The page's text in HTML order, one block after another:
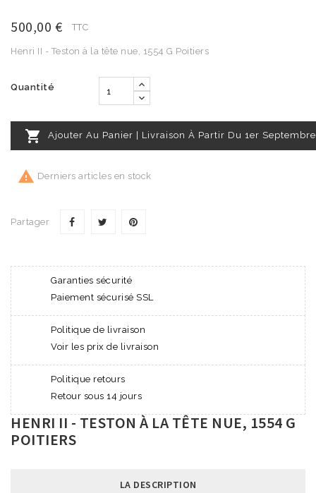
500,00 € TTC
Henri II - Teston à la tête nue, 1554 G Poitiers
Quantité
 Ajouter Au Panier | Livraison À Partir Du 1er Septembre
 Derniers articles en stock
Partager
Garanties sécurité
Paiement sécurisé SSL
Politique de livraison
Voir les prix de livraison
Politique retours
Retour sous 14 jours
HENRI II - TESTON À LA TÊTE NUE, 1554 G
POITIERS
LA DESCRIPTION